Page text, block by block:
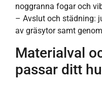
noggranna fogar och
– Avslut och städning:
av gräsytor samt
Materialval
passar ditt